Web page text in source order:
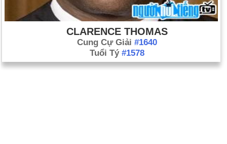
CLARENCE THOMAS
Cung Cự Giải #1640
Tuổi Tý #1578